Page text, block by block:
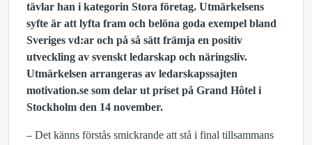
tävlar han i kategorin Stora företag. Utmärkelsens
syfte är att lyfta fram och belöna goda exempel bland
Sveriges vd:ar och på så sätt främja en positiv
utveckling av svenskt ledarskap och näringsliv.
Utmärkelsen arrangeras av ledarskapssajten
motivation.se som delar ut priset på Grand Hôtel i
Stockholm den 14 november.
– Det känns förstås smickrande att stå i final tillsammans